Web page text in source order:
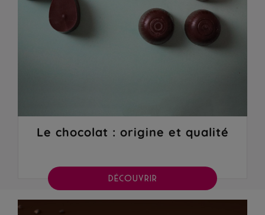
Le chocolat : origine et qualité
DÉCOUVRIR